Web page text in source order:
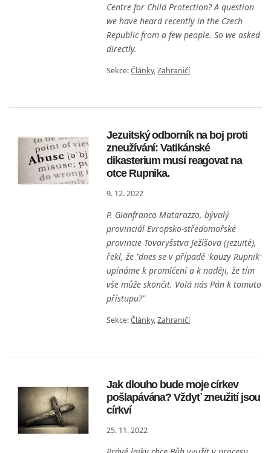
Centre for Child Protection? A question
we have heard recently in the Czech
Republic from a few people. So we asked
directly.
Sekce:Články,Zahraničí
Jezuitský odborník na boj proti
zneužívání: Vatikánské
dikasterium musí reagovat na
otce Rupnika.
9. 12. 2022
P. Gianfranco Matarazzo, bývalý
provinciál Evropsko-středomořské
provincie Tovaryšstva Ježíšova (jezuité),
řekl, že "dnes se v případě 'kauzy Rupnik'
upínáme k promlčení a k naději, že tím
vše může skončit. Volá nás Pán k tomuto
přístupu?"
Sekce:Články,Zahraničí
Jak dlouho bude moje církev
pošlapávána? Vždyť zneužití jsou
církví
25. 11. 2022